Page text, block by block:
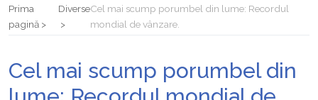
Multisite WordPress și Mastodon: cum gestionezi mai multe site-uri
Prima
pagină
DiverseCel mai scump porumbel din lume: Recordul
mondial de vânzare.
Cel mai scump porumbel din